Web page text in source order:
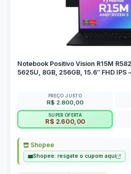
Notebook Positivo Vision R15M
5625U, 8GB, 256GB, 15.6″ FHD IPS
PREÇO JUSTO
R$ 2.800,00
SUPER OFERTA
R$ 2.600,00
Shopee
Shopee: resgate o cupom aqui